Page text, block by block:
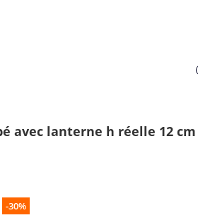
avec lanterne h réelle 12 cm
-30%